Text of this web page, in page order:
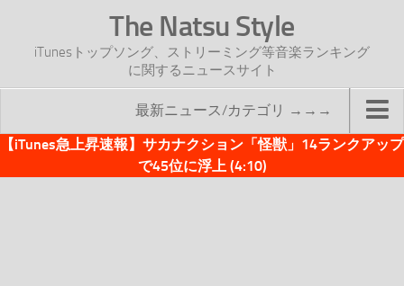
The Natsu Style
iTunesトップソング、ストリーミング等音楽ランキング
に関するニュースサイト
最新ニュース/カテゴリ →→→
TOP
【iTunes急上昇速報】サカナクション「怪獣」14ランクアップ
で45位に浮上 (4:10)